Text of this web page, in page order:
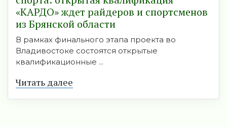
«КАРДО» ждет райдеров и спортсменов
из Брянской области
В рамках финального этапа проекта во
Владивостоке состоятся открытые
квалификационные ...
Читать далее